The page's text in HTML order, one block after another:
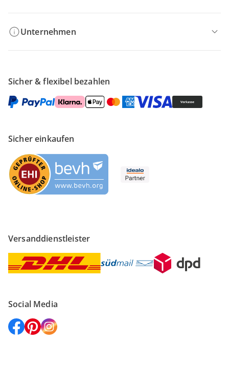
Unternehmen
Sicher & flexibel bezahlen
Sicher einkaufen
Versanddienstleister
Social Media